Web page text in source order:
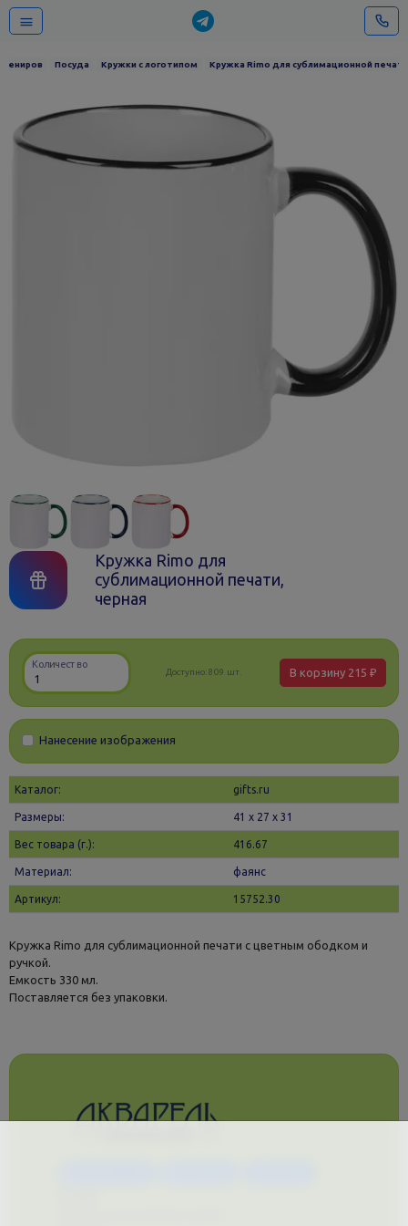
Посуда Кружки с логотипом Кружка Rimo для сублимационной
Кружка Rimo для
сублимационной печати,
черная
Количество
Доступно:809 шт. В корзину 215 ₽
Нанесение изображения
Каталог: gifts.ru
Размеры: 41 х 27 x 31
Вес товара (г.): 416.67
Материал: фаянс
Артикул: 15752.30
Кружка Rimo для сублимационной печати с цветным ободком и
ручкой.
Емкость 330 мл.
Поставляется без упаковки.